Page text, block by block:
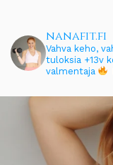
nanafit.fi
Vahva keho,
tuloksia +13v
valmentaja